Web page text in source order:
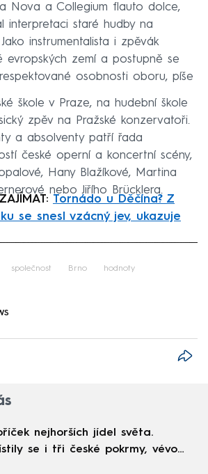
Nova a Collegium flauto dolce,
interpretaci staré hudby na
instrumentalista i zpěvák
evropských zemí a postupně se
osobnosti oboru, píše
škole v Praze, na hudební škole
zpěv na Pražské konzervatoři.
a absolventy patří řada
české operní a koncertní scény,
Hany Blažíkové, Martina
nebo Jiřího Brücklera.
Tornádo u Děčína? Z
se snesl vzácný jev, ukazuje
společnost Brno hodnoty
nejhorších jídel světa.
se i tři české pokrmy, vévodí